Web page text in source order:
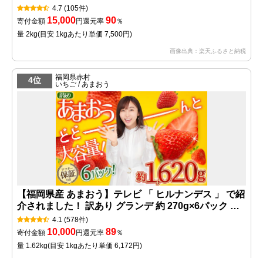
（2kg/3kg） 厳選 された 切り身 を使用（ 訳あり品で
はない！） / 紅鮭 銀鮭 さけ サケ シャケ 和歌山 鮭 塩
冷凍 おかず お弁当 厚切り 切り身 魚 田辺市
4.7 (105件)
寄付金額 15,000円還元率 90％
量 2kg(目安 1kgあたり単価 7,500円)
画像出典：楽天ふるさと納税
4位
福岡県赤村
いちご / あまおう
【福岡県産 あまおう】テレビ 「 ヒルナンデス 」 で紹
介されました！ 訳あり グランデ 約 270g×6パック ふ
るさと納税 あまおう いちご イチゴ 苺 博多 赤村 あま
おう 果物 くだもの フルーツ ジャム にも ケーキ にも
先行予約 数量限定 ふるさと ランキング 人気 おすすめ
4.1 (578件)
寄付金額 10,000円還元率 89％
量 1.62kg(目安 1kgあたり単価 6,172円)